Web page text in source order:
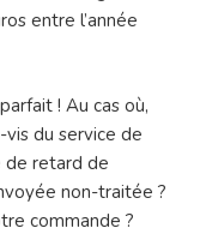
entre l’année
! Au cas où,
du service de
de retard de
non-traitée ?
commande ?